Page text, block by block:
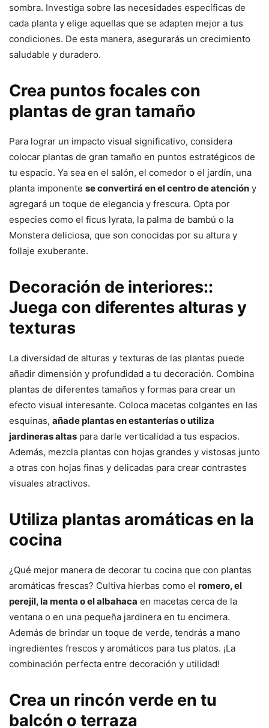
sombra. Investiga sobre las necesidades específicas de
cada planta y elige aquellas que se adapten mejor a tus
condiciones. De esta manera, asegurarás un crecimiento
saludable y duradero.
Crea puntos focales con
plantas de gran tamaño
Para lograr un impacto visual significativo, considera
colocar plantas de gran tamaño en puntos estratégicos de
tu espacio. Ya sea en el salón, el comedor o el jardín, una
planta imponente se convertirá en el centro de atención y
agregará un toque de elegancia y frescura. Opta por
especies como el ficus lyrata, la palma de bambú o la
Monstera deliciosa, que son conocidas por su altura y
follaje exuberante.
Decoración de interiores::
Juega con diferentes alturas y
texturas
La diversidad de alturas y texturas de las plantas puede
añadir dimensión y profundidad a tu decoración. Combina
plantas de diferentes tamaños y formas para crear un
efecto visual interesante. Coloca macetas colgantes en las
esquinas, añade plantas en estanterías o utiliza
jardineras altas para darle verticalidad a tus espacios.
Además, mezcla plantas con hojas grandes y vistosas junto
a otras con hojas finas y delicadas para crear contrastes
visuales atractivos.
Utiliza plantas aromáticas en la
cocina
¿Qué mejor manera de decorar tu cocina que con plantas
aromáticas frescas? Cultiva hierbas como el romero, el
perejil, la menta o el albahaca en macetas cerca de la
ventana o en una pequeña jardinera en tu encimera.
Además de brindar un toque de verde, tendrás a mano
ingredientes frescos y aromáticos para tus platos. ¡La
combinación perfecta entre decoración y utilidad!
Crea un rincón verde en tu
balcón o terraza